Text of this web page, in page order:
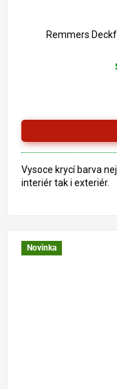
Remmers
Vysoce krycí barva
interiér tak i exteriér.
Novinka